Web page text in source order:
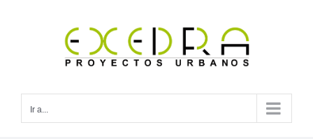
Ir a...